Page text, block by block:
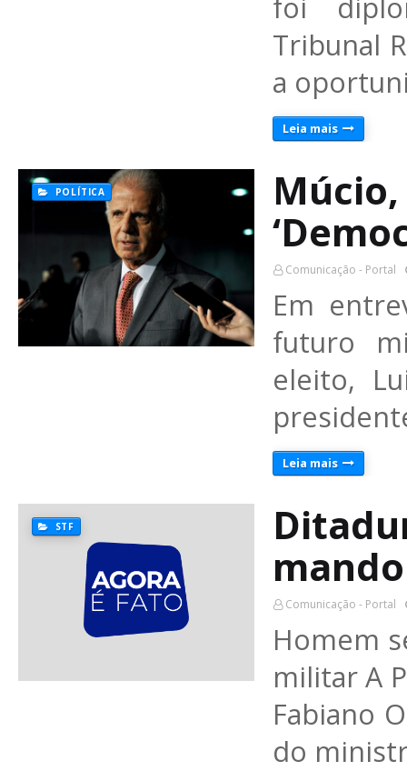
Tribunal
a
Leia mais
POLÍTICA
Comunicação - Portal
Em
futuro
eleito,
Leia mais
STF
Comunicação - Portal
Homem
militar A
Fabiano
do